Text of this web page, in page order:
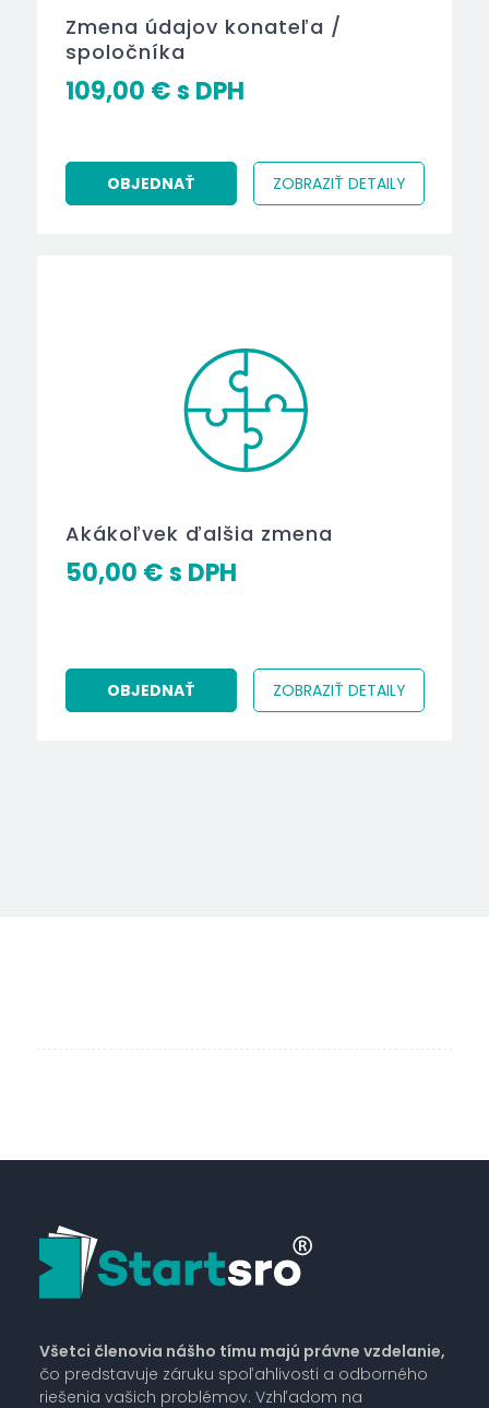
Zmena údajov konateľa /
spoločníka
109,00 €
OBJEDNAŤ ZOBRAZIŤ DETAILY
Akákoľvek ďalšia zmena
50,00 €
OBJEDNAŤ ZOBRAZIŤ DETAILY
Všetci členovia nášho tímu majú právne vzdelanie,
čo predstavuje záruku spoľahlivosti a odborného
riešenia vašich problémov. Vzhľadom na